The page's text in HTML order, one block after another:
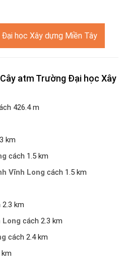
học Xây dựng Miền Tây
atm Trường Đại học Xây
426.4 m
km
cách 1.5 km
Vĩnh Long cách 1.5 km
2.3 km
Long cách 2.3 km
cách 2.4 km